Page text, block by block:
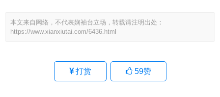
本文来自网络，不代表娴袖台立场，转载请注明出处：
https://www.xianxiutai.com/6436.html
打赏 59赞